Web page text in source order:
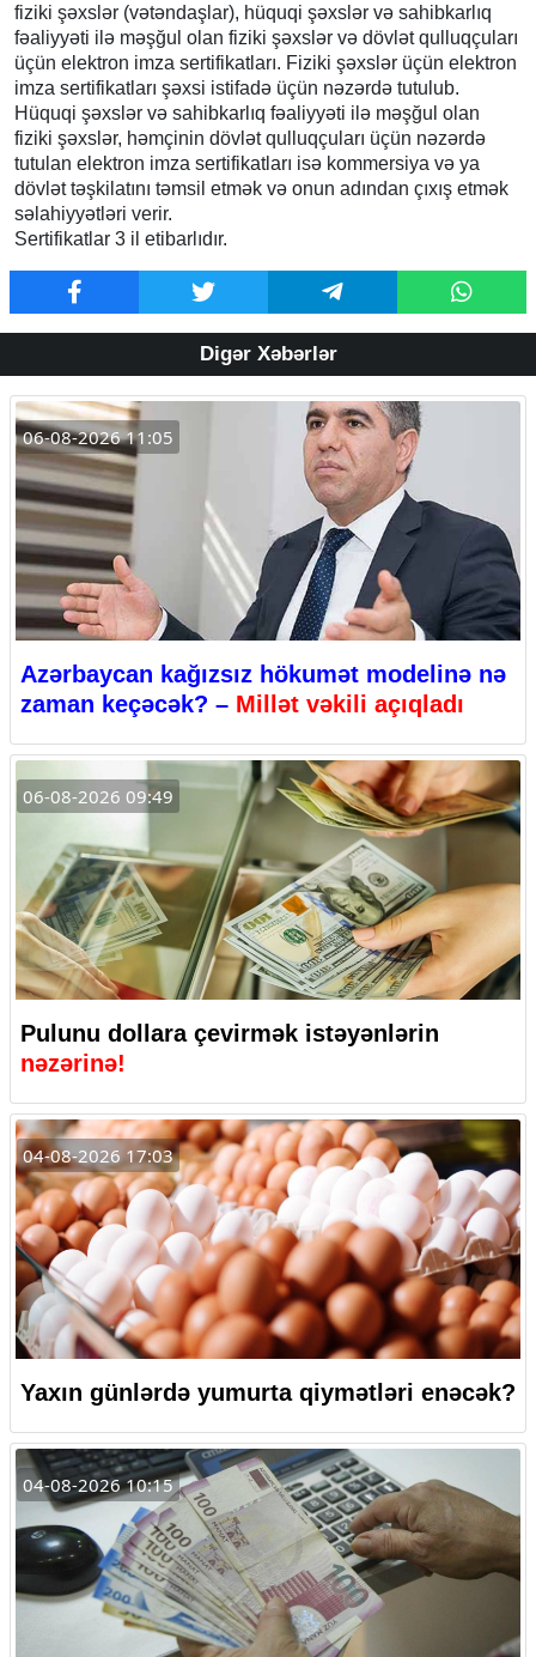
fiziki şəxslər (vətəndaşlar), hüquqi şəxslər və sahibkarlıq
fəaliyyəti ilə məşğul olan fiziki şəxslər və dövlət qulluqçuları
üçün elektron imza sertifikatları. Fiziki şəxslər üçün elektron
imza sertifikatları şəxsi istifadə üçün nəzərdə tutulub.
Hüquqi şəxslər və sahibkarlıq fəaliyyəti ilə məşğul olan
fiziki şəxslər, həmçinin dövlət qulluqçuları üçün nəzərdə
tutulan elektron imza sertifikatları isə kommersiya və ya
dövlət təşkilatını təmsil etmək və onun adından çıxış etmək
səlahiyyətləri verir.
Sertifikatlar 3 il etibarlıdır.
Digər Xəbərlər
06-08-2026 11:05
Azərbaycan kağızsız hökumət modelinə nə
zaman keçəcək? – Millət vəkili açıqladı
06-08-2026 09:49
Pulunu dollara çevirmək istəyənlərin
nəzərinə!
04-08-2026 17:03
Yaxın günlərdə yumurta qiymətləri enəcək?
04-08-2026 10:15